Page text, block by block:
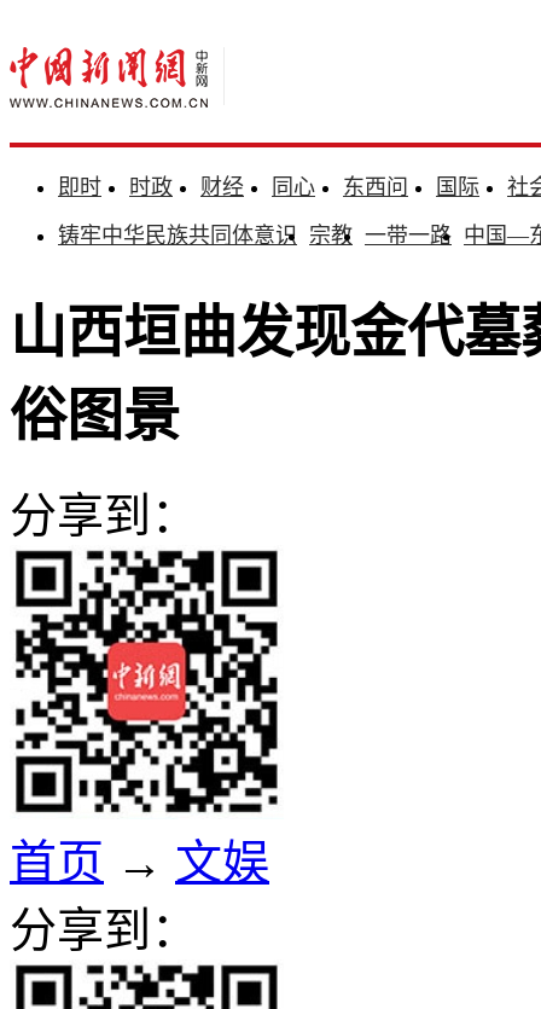
即时 时政 财经 同心 东西问 国际
社
铸牢中华民族共同体意识 宗教 一带一路 中国—
山西垣曲发现金代
俗图景
分享到：
首页 → 文娱
分享到：